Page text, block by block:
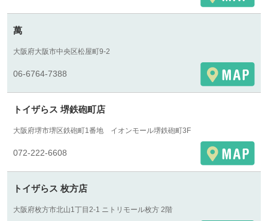
萬
大阪府大阪市中央区松屋町9-2
06-6764-7388
トイザらス 堺鉄砲町店
大阪府堺市堺区鉄砲町1番地 イオンモール堺鉄砲町3F
072-222-6608
トイザらス 枚方店
大阪府枚方市北山1丁目2-1 ニトリモール枚方 2階